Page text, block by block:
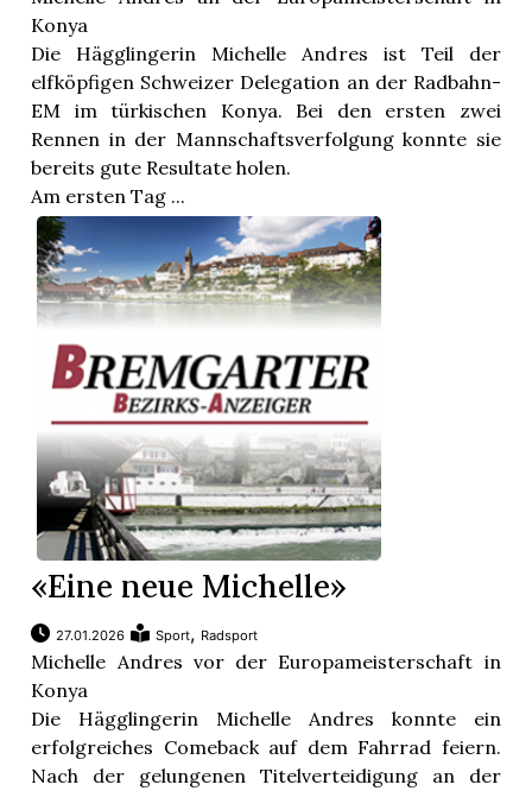
Konya
Die Hägglingerin Michelle Andres ist Teil der
elfköpfigen Schweizer Delegation an der Radbahn-
EM im türkischen Konya. Bei den ersten zwei
Rennen in der Mannschaftsverfolgung konnte sie
bereits gute Resultate holen.
Am ersten Tag ...
«Eine neue Michelle»
27.01.2026 Sport, Radsport
Michelle Andres vor der Europameisterschaft in
Konya
Die Hägglingerin Michelle Andres konnte ein
erfolgreiches Comeback auf dem Fahrrad feiern.
Nach der gelungenen Titelverteidigung an der